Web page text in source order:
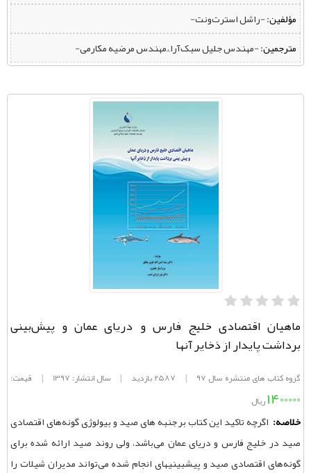
مؤلفین:‌ -راشل استرت‌ونت-
مترجمین:‌ -مهندس جلیل سبک‌آرا,،,مهندس مرضیه مکارمی-
ماهیان اقتصادی خلیج فارس و دریای عمان و پیش‌بینی
برداشت پایدار از ذخایر آنها
گروه کتاب های منتشره سال 97 | 2587 بازدید | سال انتشار: 1397 | قیمت:
1400000ریال
خلاصه: اگرچه تاکید این کتاب بر جنبه های صید و بیولوژی گونه‌‌های اقتصادی
صید در خلیج فارس و دریای عمان می‌‌باشد، ولی روند صید ارائه شده برای
گونه‌‌های اقتصادی صید و پیشبینیهای انجام شده می‌‌تواند مدیران شیلات را